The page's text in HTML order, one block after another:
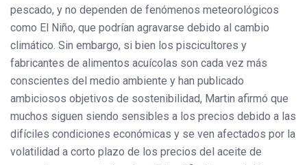
pescado, y no dependen de fenómenos meteorológicos
como El Niño, que podrían agravarse debido al cambio
climático. Sin embargo, si bien los piscicultores y
fabricantes de alimentos acuícolas son cada vez más
conscientes del medio ambiente y han publicado
ambiciosos objetivos de sostenibilidad, Martin afirmó que
muchos siguen siendo sensibles a los precios debido a las
difíciles condiciones económicas y se ven afectados por la
volatilidad a corto plazo de los precios del aceite de